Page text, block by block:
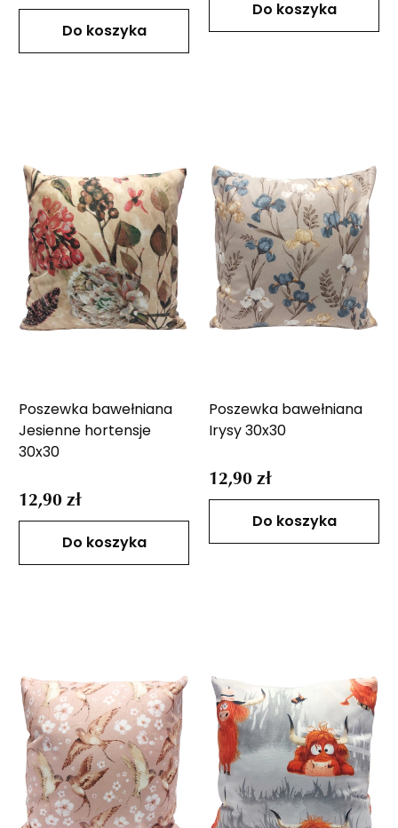
Do koszyka
Do koszyka
Poszewka bawełniana
Jesienne hortensje
30x30
12,90 zł
Do koszyka
Poszewka bawełniana
Irysy 30x30
12,90 zł
Do koszyka